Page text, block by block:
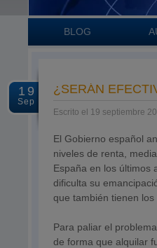
BLOG
19
Sep
¿SERÁN
Escrito el 19 septiembre
El Gobierno español
niveles de renta,
España en los últimos
dificulta su
que también tienen los
Para paliar el
de forma que alquilar